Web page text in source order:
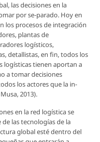
las decisiones en la
por se-parado. Hoy en
los procesos de integración
plantas de
logísticos,
detallistas, en fin, todos los
logísticas tienen aportan a
a tomar decisiones
los actores que la in-
2013).
en la red logística se
las tecnologías de la
global esté dentro del